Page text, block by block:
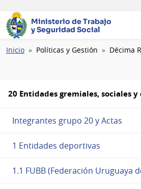
Ministerio de Trabajo
y Seguridad Social
Ruta
Inicio Políticas y Gestión Décima
20 Entidades gremiales, sociales
Integrantes grupo 20 y Actas
1 Entidades deportivas
1.1 FUBB (Federación Uruguaya